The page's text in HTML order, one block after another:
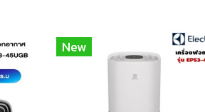
New